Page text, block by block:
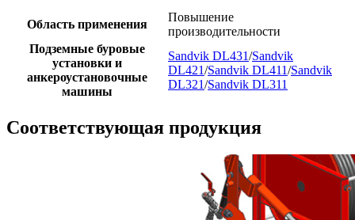
Область применения
Повышение
производительности
Подземные буровые
установки и
анкероустановочные
машины
Sandvik DL431/Sandvik
DL421/Sandvik DL411/Sandvik
DL321/Sandvik DL311
Соответствующая продукция